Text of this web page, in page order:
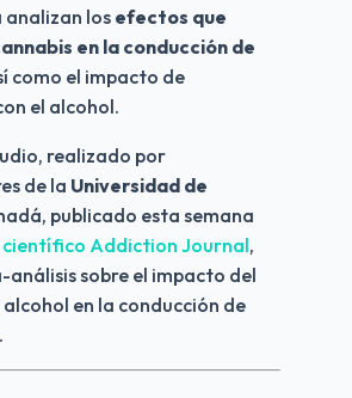
analizan los efectos que
en la conducción de
como el impacto de
el alcohol.
realizado por
de la Universidad de
publicado esta semana
científico Addiction Journal,
análisis sobre el impacto del
alcohol en la conducción de